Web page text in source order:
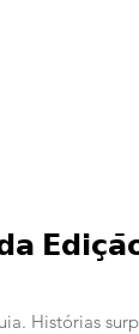
𝗘𝗱𝗶𝗰̧𝗮̄𝗼
Histórias